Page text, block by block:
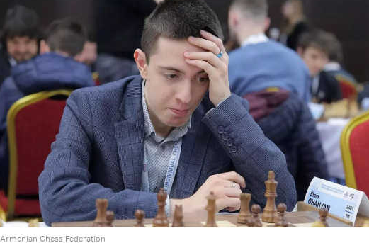
Armenian Chess Federation